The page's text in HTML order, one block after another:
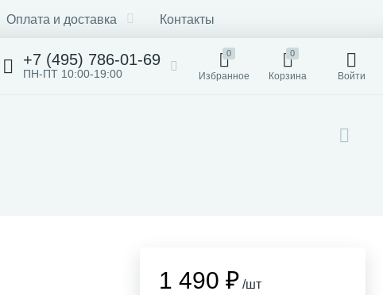
Оплата и доставка Контакты
+7 (495) 786-01-69
ПН-ПТ 10:00-19:00
0
Избранное
0
Корзина Войти
1 490 ₽ /шт